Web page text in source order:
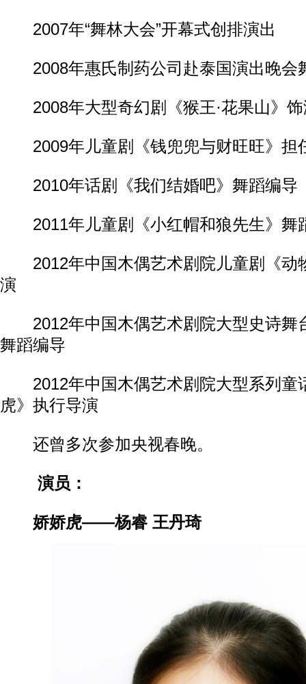
2007年“舞林大会”开幕式创排演出
2008年惠氏制药公司赴泰国演出晚会
2008年大型奇幻剧《猴王·花果山》
2009年儿童剧《钱兜兜与财旺旺》担
2010年话剧《我们结婚吧》舞蹈编导
2011年儿童剧《小红帽和狼先生》舞
2012年中国木偶艺术剧院儿童剧《动
演
2012年中国木偶艺术剧院大型史诗舞
舞蹈编导
2012年中国木偶艺术剧院大型系列童
虎》执行导演
还曾多次参加央视春晚。
演员：
娇娇虎——杨睿 王丹琦